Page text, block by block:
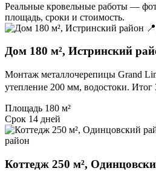
Реальные кровельные работы —
площадь, сроки и стоимость.
Дом 180 м², Истринский
Монтаж металлочерепицы Grand
утепление 200 мм, водостоки. Итог
Площадь 180 м²
Срок 14 дней
район
Коттедж 250 м²,